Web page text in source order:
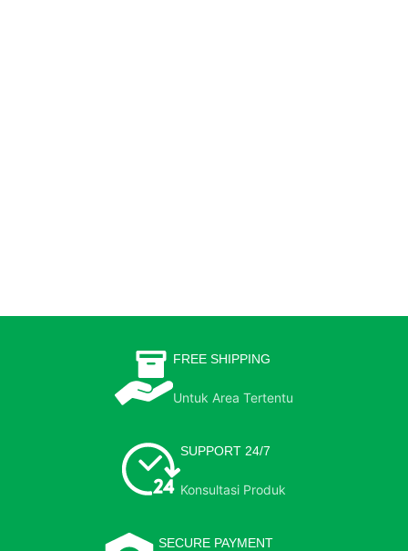
FREE SHIPPING
Untuk Area Tertentu
SUPPORT 24/7
Konsultasi Produk
SECURE PAYMENT